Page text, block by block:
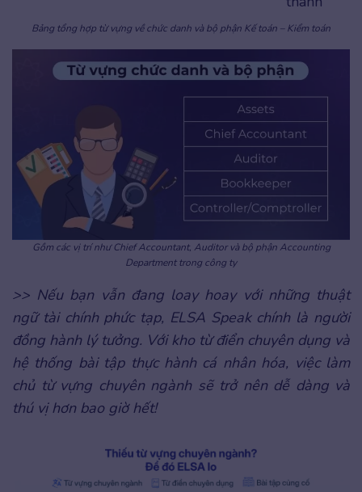
Bảng tổng hợp từ vựng về chức danh và bộ phận Kế toán – Kiểm toán
Gồm các vị trí như Chief Accountant, Auditor và bộ phận Accounting
Department trong công ty
>> Nếu bạn vẫn đang loay hoay với những thuật
ngữ tài chính phức tạp, ELSA Speak chính là người
đồng hành lý tưởng. Với kho từ điển chuyên dụng và
hệ thống bài tập thực hành cá nhân hóa, việc làm
chủ từ vựng chuyên ngành sẽ trở nên dễ dàng và
thú vị hơn bao giờ hết!